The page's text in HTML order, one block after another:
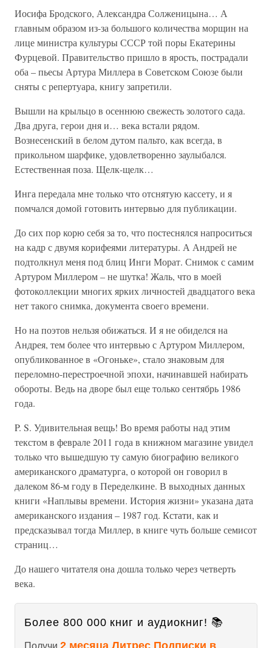
Иосифа Бродского, Александра Солженицына… А
главным образом из-за большого количества морщин на
лице министра культуры СССР той поры Екатерины
Фурцевой. Правительство пришло в ярость, пострадали
оба – пьесы Артура Миллера в Советском Союзе были
сняты с репертуара, книгу запретили.
Вышли на крыльцо в осеннюю свежесть золотого сада.
Два друга, герои дня и… века встали рядом.
Вознесенский в белом дутом пальто, как всегда, в
прикольном шарфике, удовлетворенно заулыбался.
Естественная поза. Щелк-щелк…
Инга передала мне только что отснятую кассету, и я
помчался домой готовить интервью для публикации.
До сих пор корю себя за то, что постеснялся напроситься
на кадр с двумя корифеями литературы. А Андрей не
подтолкнул меня под блиц Инги Морат. Снимок с самим
Артуром Миллером – не шутка! Жаль, что в моей
фотоколлекции многих ярких личностей двадцатого века
нет такого снимка, документа своего времени.
Но на поэтов нельзя обижаться. И я не обиделся на
Андрея, тем более что интервью с Артуром Миллером,
опубликованное в «Огоньке», стало знаковым для
переломно-перестроечной эпохи, начинавшей набирать
обороты. Ведь на дворе был еще только сентябрь 1986
года.
P. S. Удивительная вещь! Во время работы над этим
текстом в феврале 2011 года в книжном магазине увидел
только что вышедшую ту самую биографию великого
американского драматурга, о которой он говорил в
далеком 86-м году в Переделкине. В выходных данных
книги «Наплывы времени. История жизни» указана дата
американского издания – 1987 год. Кстати, как и
предсказывал тогда Миллер, в книге чуть больше семисот
страниц…
До нашего читателя она дошла только через четверть
века.
Более 800 000 книг и аудиокниг! 📚
Получи 2 месяца Литрес Подписки в